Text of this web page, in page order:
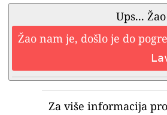
Ups...
Žao nam je, došlo je do
Za više informacija